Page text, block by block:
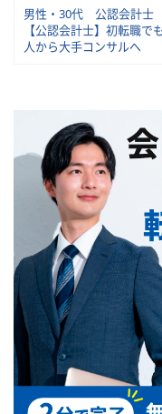
男性・30代 公認会計士
【公認会計士】初転職
人から大手コンサルへ